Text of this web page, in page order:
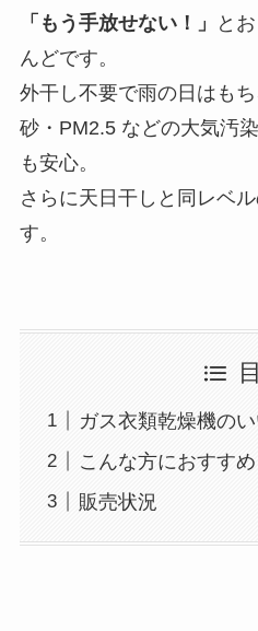
「もう手放せない！」
と
んどです。
外干し不要で雨の日はも
砂・PM2.5 などの大気汚
も安心。
さらに天日干しと同レベ
す。
ガス衣類乾燥機の
こんな方におすすめ
販売状況